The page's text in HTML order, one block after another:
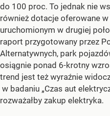
do 100 proc. To jednak nie
również dotacje oferowane
uruchomionym w drugiej
raport przygotowany przez
Alternatywnych, park
osiągnie ponad 6-krotny
trend jest też wyraźnie
w badaniu „Czas aut
rozważałby zakup elektryka.